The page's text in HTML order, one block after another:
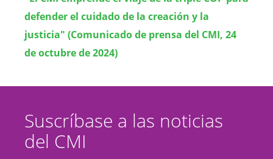
defender el cuidado de la creación y la
justicia" (Comunicado de prensa del CMI, 24
de octubre de 2024)
Suscríbase a las noticias
del CMI